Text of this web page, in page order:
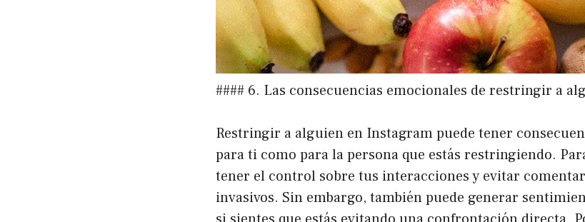
#### 6. Las consecuencias emocionales de restringir a
Restringir a alguien en Instagram puede tener
para ti como para la persona que estás restringiendo.
tener el control sobre tus interacciones y evitar
invasivos. Sin embargo, también puede generar